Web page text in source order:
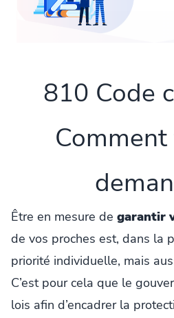
810 Code
Être en mesure de garantir
de vos proches est, dans la
priorité individuelle, mais
C’est pour cela que le
lois afin d’encadrer la